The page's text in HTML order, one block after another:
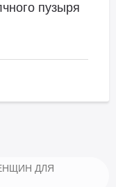
пузыря
ДЛЯ